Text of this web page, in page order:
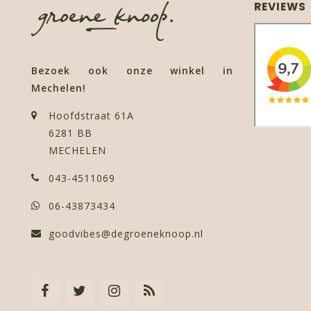
Bezoek ook onze winkel in
Mechelen!
Hoofdstraat 61A
6281 BB
MECHELEN
043-4511069
06-43873434
goodvibes@degroeneknoop.nl
REVIEWS